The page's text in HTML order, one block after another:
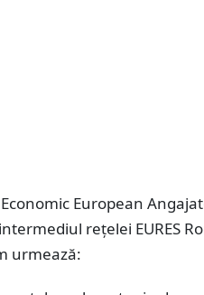
European
rețelei EURES
urmează: